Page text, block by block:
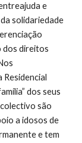
e
solidariedade
dos direitos
dos seus
são
a idosos de
e tem